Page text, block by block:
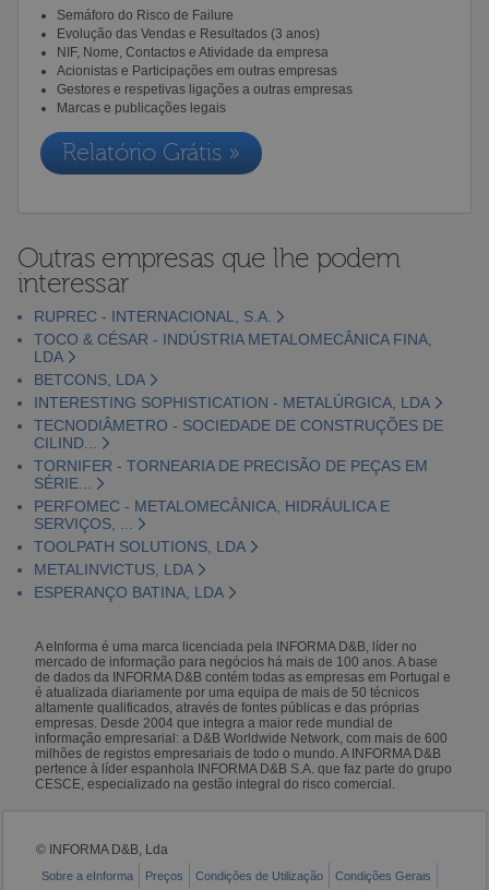
Semáforo do Risco de Failure
Evolução das Vendas e Resultados (3 anos)
NIF, Nome, Contactos e Atividade da empresa
Acionistas e Participações em outras empresas
Gestores e respetivas ligações a outras empresas
Marcas e publicações legais
Relatório Grátis »
Outras empresas que lhe podem
interessar
RUPREC - INTERNACIONAL, S.A.
TOCO & CÉSAR - INDÚSTRIA METALOMECÂNICA FINA,
LDA
BETCONS, LDA
INTERESTING SOPHISTICATION - METALÚRGICA, LDA
TECNODIÂMETRO - SOCIEDADE DE CONSTRUÇÕES DE
CILIND...
TORNIFER - TORNEARIA DE PRECISÃO DE PEÇAS EM
SÉRIE...
PERFOMEC - METALOMECÂNICA, HIDRÁULICA E
SERVIÇOS, ...
TOOLPATH SOLUTIONS, LDA
METALINVICTUS, LDA
ESPERANÇO BATINA, LDA
A eInforma é uma marca licenciada pela INFORMA D&B, líder no
mercado de informação para negócios há mais de 100 anos. A base
de dados da INFORMA D&B contém todas as empresas em Portugal e
é atualizada diariamente por uma equipa de mais de 50 técnicos
altamente qualificados, através de fontes públicas e das próprias
empresas. Desde 2004 que integra a maior rede mundial de
informação empresarial: a D&B Worldwide Network, com mais de 600
milhões de registos empresariais de todo o mundo. A INFORMA D&B
pertence à líder espanhola INFORMA D&B S.A. que faz parte do grupo
CESCE, especializado na gestão integral do risco comercial.
© INFORMA D&B, Lda
Sobre a eInforma Preços Condições de Utilização Condições Gerais